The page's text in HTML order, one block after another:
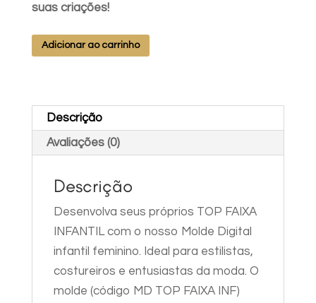
suas criações!
MOLDE
INF
Adicionar ao carrinho
Descrição
Avaliações (0)
Descrição
Desenvolva seus próprios TOP FAIXA
INFANTIL com o nosso Molde Digital
infantil feminino. Ideal para estilistas,
costureiros e entusiastas da moda. O
molde (código MD TOP FAIXA INF)